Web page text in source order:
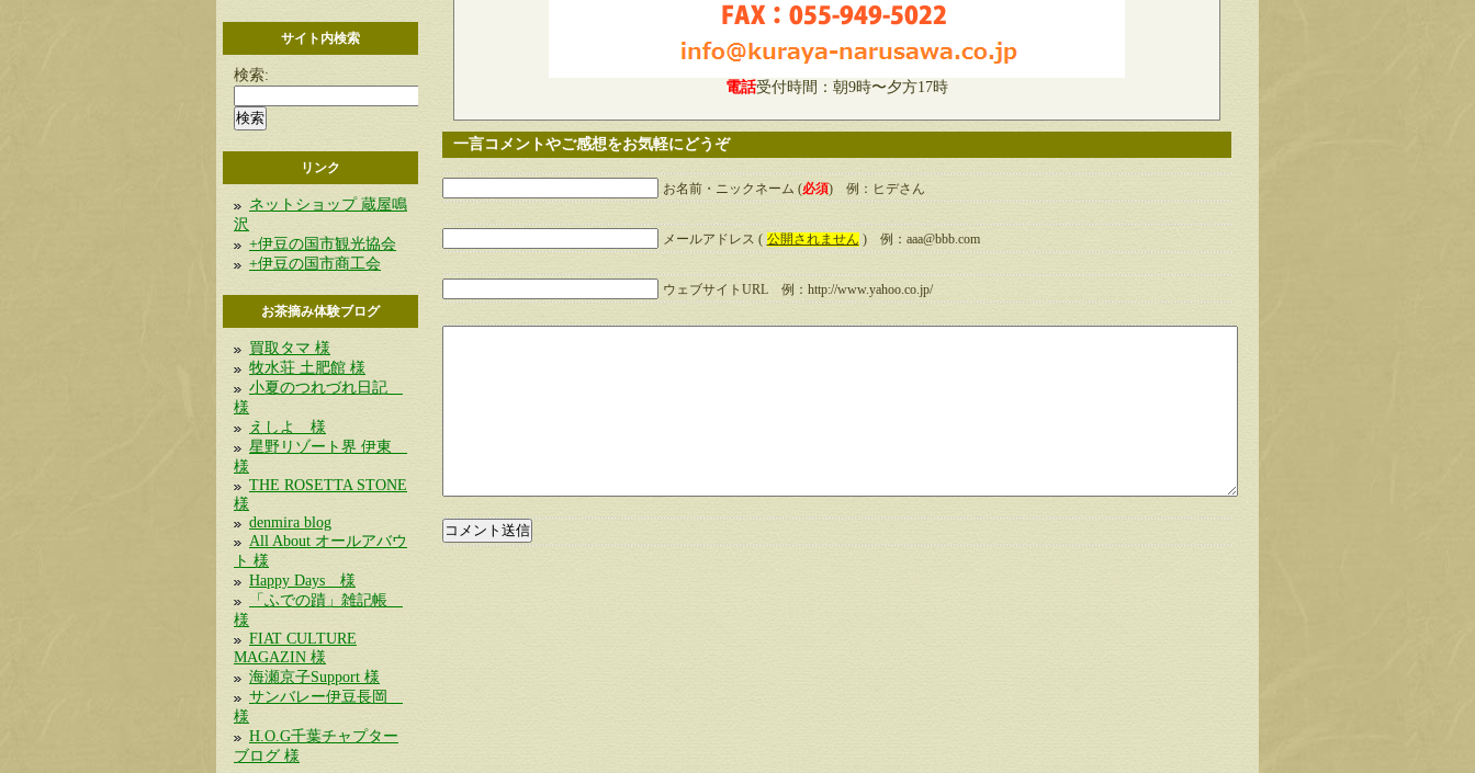
サイト内検索
検索:
リンク
ネットショップ 蔵屋鳴
沢
+伊豆の国市観光協会
+伊豆の国市商工会
お茶摘み体験ブログ
買取タマ 様
牧水荘 土肥館 様
小夏のつれづれ日記
様
えしよ 様
星野リゾート界 伊東
様
THE ROSETTA STONE
様
denmira blog
All About オールアバウ
ト 様
Happy Days 様
「ふでの蹟」雑記帳
様
FIAT CULTURE
MAGAZIN 様
海瀬京子Support 様
サンバレー伊豆長岡
様
H.O.G千葉チャプター
ブログ 様
電話受付時間：朝9時〜夕方17時
一言コメントやご感想をお気軽にどうぞ
お名前・ニックネーム (必須) 例：ヒデさん
メールアドレス ( 公開されません ) 例：aaa@bbb.com
ウェブサイトURL 例：http://www.yahoo.co.jp/